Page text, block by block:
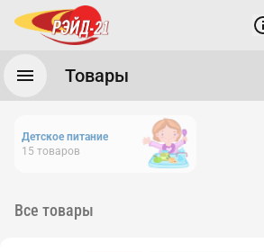
Товары
Детское питание
15 товаров
Все товары